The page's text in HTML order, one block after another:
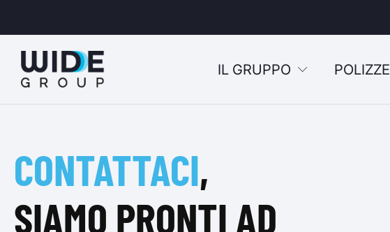
IL GRUPPO POLIZZE
CONTATTACI,
SIAMO PRONTI AD